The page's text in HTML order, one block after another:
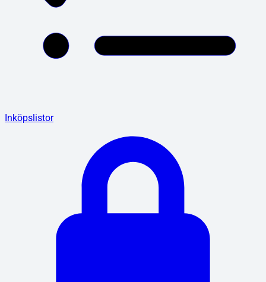
Inköpslistor